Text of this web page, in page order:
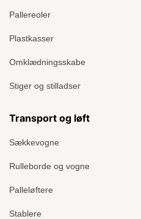
Pallereoler
Plastkasser
Omklædningsskabe
Stiger og stilladser
Transport og løft
Sækkevogne
Rulleborde og vogne
Palleløftere
Stablere